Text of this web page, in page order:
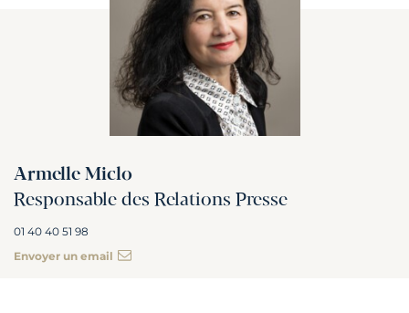
Armelle Miclo
Responsable des Relations Presse
01 40 40 51 98
Envoyer un email